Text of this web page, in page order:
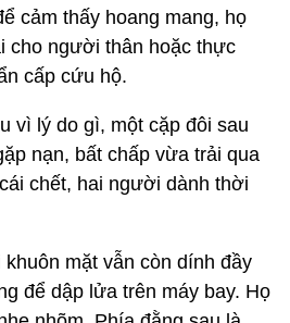
cảm thấy hoang mang, họ
cho người thân hoặc thực
cấp cứu hộ.
vì lý do gì, một cặp đôi sau
nạn, bất chấp vừa trải qua
chết, hai người dành thời
mặt vẫn còn dính đầy
để dập lửa trên máy bay. Họ